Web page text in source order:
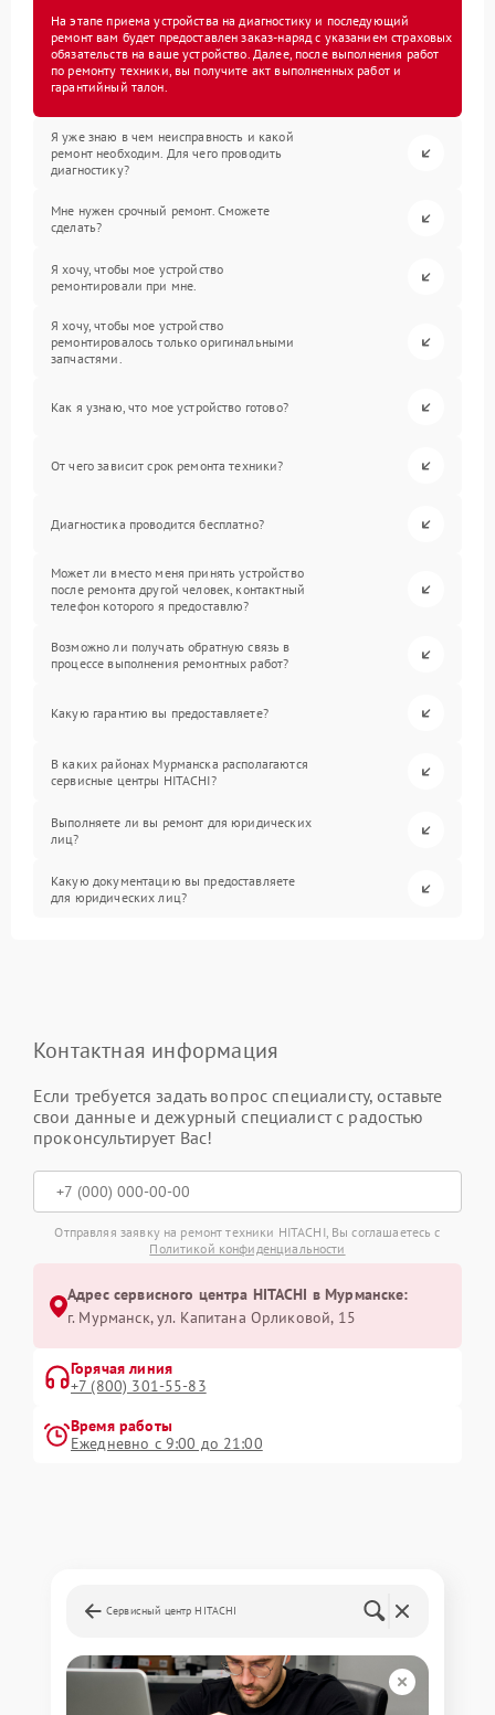
На этапе приема устройства на диагностику и последующий
ремонт вам будет предоставлен заказ-наряд с указанием страховых
обязательств на ваше устройство. Далее, после выполнения работ
по ремонту техники, вы получите акт выполненных работ и
гарантийный талон.
Я уже знаю в чем неисправность и какой
ремонт необходим. Для чего проводить
диагностику?
Мне нужен срочный ремонт. Сможете
сделать?
Я хочу, чтобы мое устройство
ремонтировали при мне.
Я хочу, чтобы мое устройство
ремонтировалось только оригинальными
запчастями.
Как я узнаю, что мое устройство готово?
От чего зависит срок ремонта техники?
Диагностика проводится бесплатно?
Может ли вместо меня принять устройство
после ремонта другой человек, контактный
телефон которого я предоставлю?
Возможно ли получать обратную связь в
процессе выполнения ремонтных работ?
Какую гарантию вы предоставляете?
В каких районах Мурманска располагаются
сервисные центры HITACHI?
Выполняете ли вы ремонт для юридических
лиц?
Какую документацию вы предоставляете
для юридических лиц?
Контактная информация
Если требуется задать вопрос специалисту, оставьте
свои данные и дежурный специалист с радостью
проконсультирует Вас!
Отправляя заявку на ремонт техники HITACHI, Вы соглашаетесь с
Политикой конфиденциальности
Адрес сервисного центра HITACHI в Мурманске:
г. Мурманск, ул. Капитана Орликовой, 15
Горячая линия
+7 (800) 301-55-83
Время работы
Ежедневно с 9:00 до 21:00
Сервисный центр HITACHI